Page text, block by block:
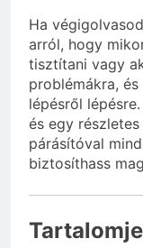
Ha
arról, hogy
tisztítani vagy
problémákra,
lépésről
és egy
párásítóval
biztosíthass